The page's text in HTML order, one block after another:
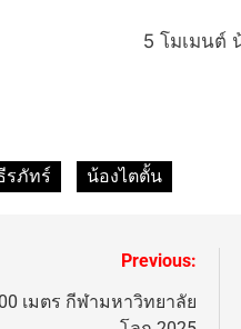
รภัทร์ น้องไตตั้น
Previous:
เมตร กีฬามหาวิทยาลัย